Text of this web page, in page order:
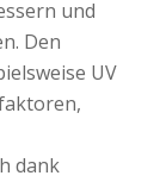
und
Den
UV
dank